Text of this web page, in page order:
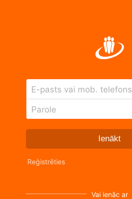
E-pasts vai mob. telefons
Parole
Ienākt
Reģistrēties
Vai ienāc ar